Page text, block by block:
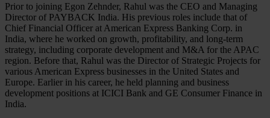
Prior to joining Egon Zehnder, Rahul was the CEO and Managing
Director of PAYBACK India. His previous roles include that of
Chief Financial Officer at American Express Banking Corp. in
India, where he worked on growth, profitability, and long-term
strategy, including corporate development and M&A for the APAC
region. Before that, Rahul was the Director of Strategic Projects for
various American Express businesses in the United States and
Europe. Earlier in his career, he held planning and business
development positions at ICICI Bank and GE Consumer Finance in
India.